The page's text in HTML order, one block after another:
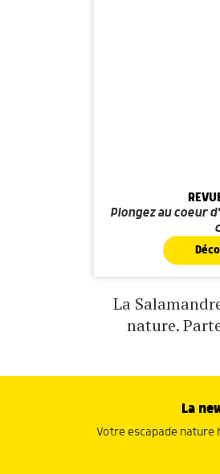
Plongez au coeur
La
nature.
La
Votre escapade nature